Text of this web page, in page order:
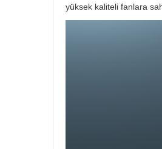
yüksek kaliteli fanlara